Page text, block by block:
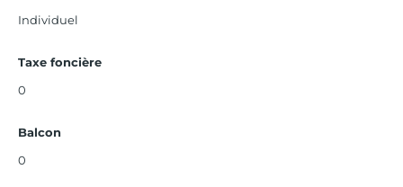
Individuel
Taxe foncière
0
Balcon
0